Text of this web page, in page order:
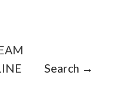
Search →